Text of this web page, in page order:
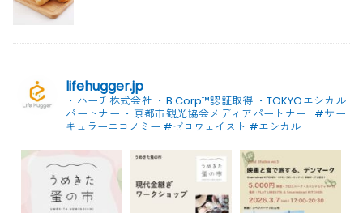
lifehugger.jp
・ハーチ株式会社 ・B Corp™認証取得 ・TOKYOエシカル
パートナー ・京都市観光協会メディアパートナー . #サー
キュラーエコノミー #ゼロウェイスト #エシカル